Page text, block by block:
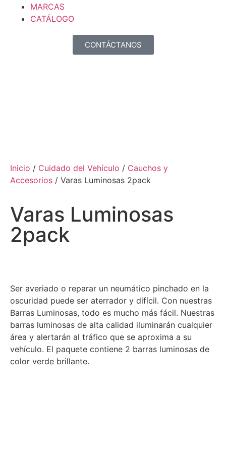
MARCAS
CATÁLOGO
CONTÁCTANOS
Inicio / Cuidado del Vehículo / Cauchos y
Accesorios / Varas Luminosas 2pack
Varas Luminosas
2pack
Ser averiado o reparar un neumático pinchado en la
oscuridad puede ser aterrador y difícil. Con nuestras
Barras Luminosas, todo es mucho más fácil. Nuestras
barras luminosas de alta calidad iluminarán cualquier
área y alertarán al tráfico que se aproxima a su
vehículo. El paquete contiene 2 barras luminosas de
color verde brillante.